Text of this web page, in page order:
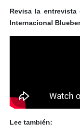
Revisa la entrevista
Internacional
Lee también: